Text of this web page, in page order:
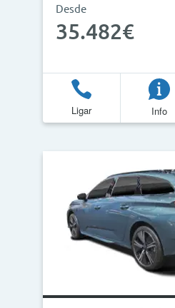
Desde
35.482€
Ligar Info